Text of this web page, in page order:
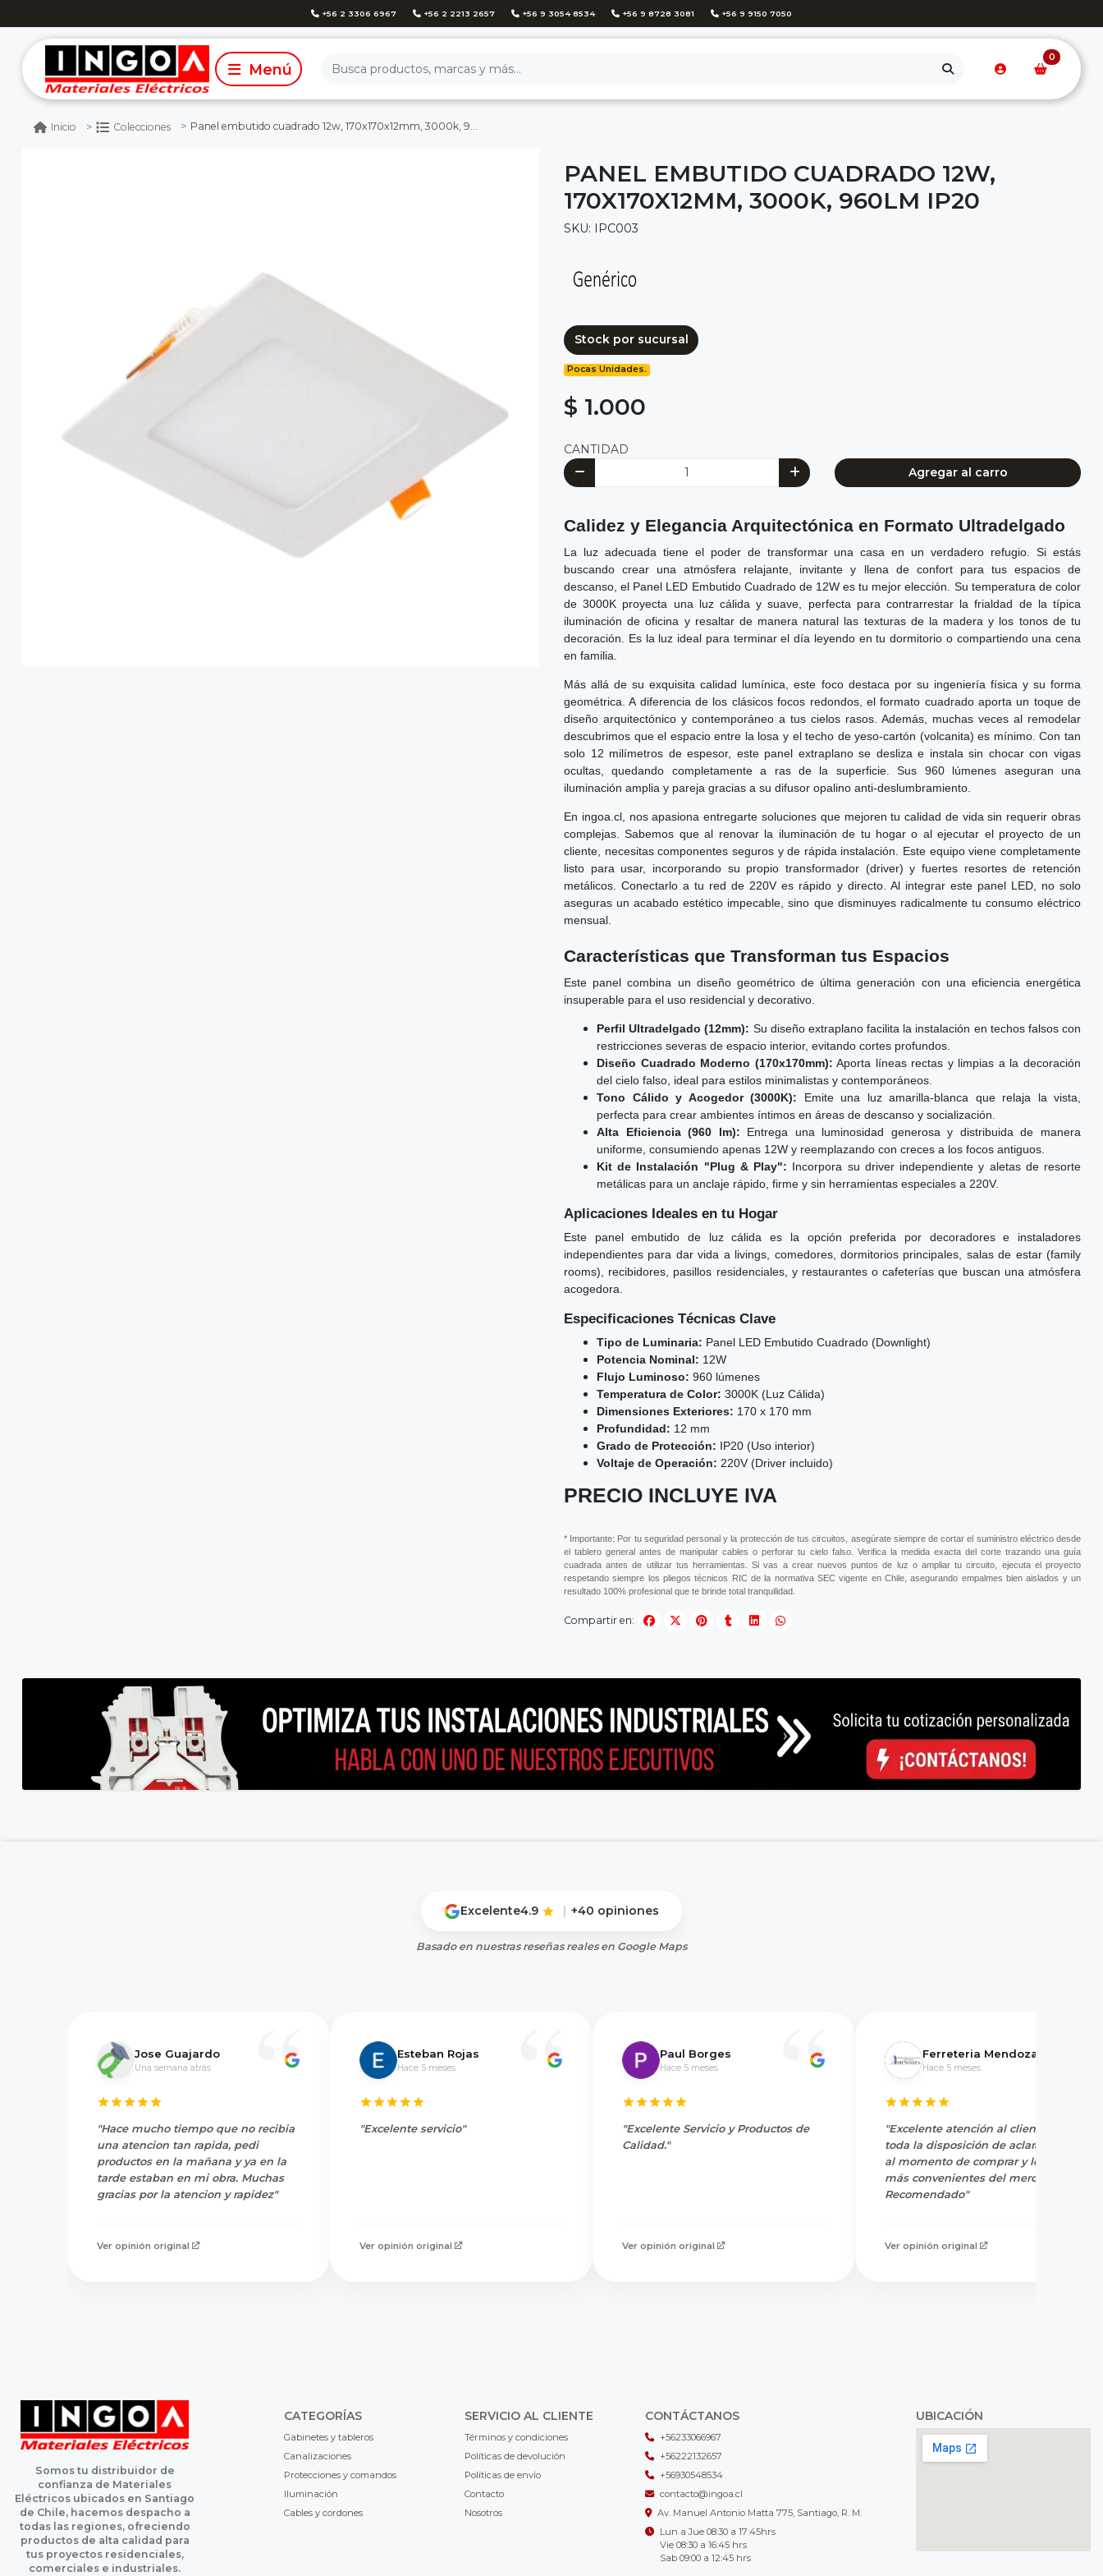
+56 2 3306 6967 +56 2 2213 2657 +56 9 3054 8534 +56 9 8728 3081 +56 9 9150 7050
0
Inicio Colecciones Panel embutido cuadrado 12w, 170x170x12mm, 3000k, 960lm ip20
PANEL EMBUTIDO CUADRADO 12W,
170X170X12MM, 3000K, 960LM IP20
SKU: IPC003
Stock por sucursal
Pocas Unidades.
$ 1.000
CANTIDAD
Agregar al carro
Calidez y Elegancia Arquitectónica en Formato Ultradelgado
La luz adecuada tiene el poder de transformar una casa en un verdadero refugio. Si estás
buscando crear una atmósfera relajante, invitante y llena de confort para tus espacios de
descanso, el Panel LED Embutido Cuadrado de 12W es tu mejor elección. Su temperatura de color
de 3000K proyecta una luz cálida y suave, perfecta para contrarrestar la frialdad de la típica
iluminación de oficina y resaltar de manera natural las texturas de la madera y los tonos de tu
decoración. Es la luz ideal para terminar el día leyendo en tu dormitorio o compartiendo una cena
en familia.
Más allá de su exquisita calidad lumínica, este foco destaca por su ingeniería física y su forma
geométrica. A diferencia de los clásicos focos redondos, el formato cuadrado aporta un toque de
diseño arquitectónico y contemporáneo a tus cielos rasos. Además, muchas veces al remodelar
descubrimos que el espacio entre la losa y el techo de yeso-cartón (volcanita) es mínimo. Con tan
solo 12 milímetros de espesor, este panel extraplano se desliza e instala sin chocar con vigas
ocultas, quedando completamente a ras de la superficie. Sus 960 lúmenes aseguran una
iluminación amplia y pareja gracias a su difusor opalino anti-deslumbramiento.
En ingoa.cl, nos apasiona entregarte soluciones que mejoren tu calidad de vida sin requerir obras
complejas. Sabemos que al renovar la iluminación de tu hogar o al ejecutar el proyecto de un
cliente, necesitas componentes seguros y de rápida instalación. Este equipo viene completamente
listo para usar, incorporando su propio transformador (driver) y fuertes resortes de retención
metálicos. Conectarlo a tu red de 220V es rápido y directo. Al integrar este panel LED, no solo
aseguras un acabado estético impecable, sino que disminuyes radicalmente tu consumo eléctrico
mensual.
Características que Transforman tus Espacios
Este panel combina un diseño geométrico de última generación con una eficiencia energética
insuperable para el uso residencial y decorativo.
Perfil Ultradelgado (12mm): Su diseño extraplano facilita la instalación en techos falsos con
restricciones severas de espacio interior, evitando cortes profundos.
Diseño Cuadrado Moderno (170x170mm): Aporta líneas rectas y limpias a la decoración
del cielo falso, ideal para estilos minimalistas y contemporáneos.
Tono Cálido y Acogedor (3000K): Emite una luz amarilla-blanca que relaja la vista,
perfecta para crear ambientes íntimos en áreas de descanso y socialización.
Alta Eficiencia (960 lm): Entrega una luminosidad generosa y distribuida de manera
uniforme, consumiendo apenas 12W y reemplazando con creces a los focos antiguos.
Kit de Instalación "Plug & Play": Incorpora su driver independiente y aletas de resorte
metálicas para un anclaje rápido, firme y sin herramientas especiales a 220V.
Aplicaciones Ideales en tu Hogar
Este panel embutido de luz cálida es la opción preferida por decoradores e instaladores
independientes para dar vida a livings, comedores, dormitorios principales, salas de estar (family
rooms), recibidores, pasillos residenciales, y restaurantes o cafeterías que buscan una atmósfera
acogedora.
Especificaciones Técnicas Clave
Tipo de Luminaria: Panel LED Embutido Cuadrado (Downlight)
Potencia Nominal: 12W
Flujo Luminoso: 960 lúmenes
Temperatura de Color: 3000K (Luz Cálida)
Dimensiones Exteriores: 170 x 170 mm
Profundidad: 12 mm
Grado de Protección: IP20 (Uso interior)
Voltaje de Operación: 220V (Driver incluido)
PRECIO INCLUYE IVA
* Importante: Por tu seguridad personal y la protección de tus circuitos, asegúrate siempre de cortar el suministro eléctrico desde
el tablero general antes de manipular cables o perforar tu cielo falso. Verifica la medida exacta del corte trazando una guía
cuadrada antes de utilizar tus herramientas. Si vas a crear nuevos puntos de luz o ampliar tu circuito, ejecuta el proyecto
respetando siempre los pliegos técnicos RIC de la normativa SEC vigente en Chile, asegurando empalmes bien aislados y un
resultado 100% profesional que te brinde total tranquilidad.
Compartir en:
Excelente4.9 | +40 opiniones
Basado en nuestras reseñas reales en Google Maps
Jose Guajardo
Una semana atrás
"Hace mucho tiempo que no recibia
una atencion tan rapida, pedi
productos en la mañana y ya en la
tarde estaban en mi obra. Muchas
gracias por la atencion y rapidez"
Ver opinión original
Esteban Rojas
Hace 5 meses
"Excelente servicio"
Ver opinión original
Paul Borges
Hace 5 meses
"Excelente Servicio y Productos de
Calidad."
Ver opinión original
Ferreteria Mendoza
Hace 5 meses
"Excelente atención al cliente, tienen
toda la disposición de aclarar dudas
al momento de comprar y los precios
más convenientes del mercado.
Recomendado"
Ver opinión original
Somos tu distribuidor de
confianza de Materiales
Eléctricos ubicados en Santiago
de Chile, hacemos despacho a
todas las regiones, ofreciendo
productos de alta calidad para
tus proyectos residenciales,
comerciales e industriales.
CATEGORÍAS
Gabinetes y tableros
Canalizaciones
Protecciones y comandos
Iluminación
Cables y cordones
SERVICIO AL CLIENTE
Términos y condiciones
Políticas de devolución
Políticas de envío
Contacto
Nosotros
CONTÁCTANOS
+56233066967
+56222132657
+56930548534
contacto@ingoa.cl
Av. Manuel Antonio Matta 775, Santiago, R. M.
Lun a Jue 08:30 a 17:45hrs
Vie 08:30 a 16:45 hrs
Sab 09:00 a 12:45 hrs
UBICACIÓN